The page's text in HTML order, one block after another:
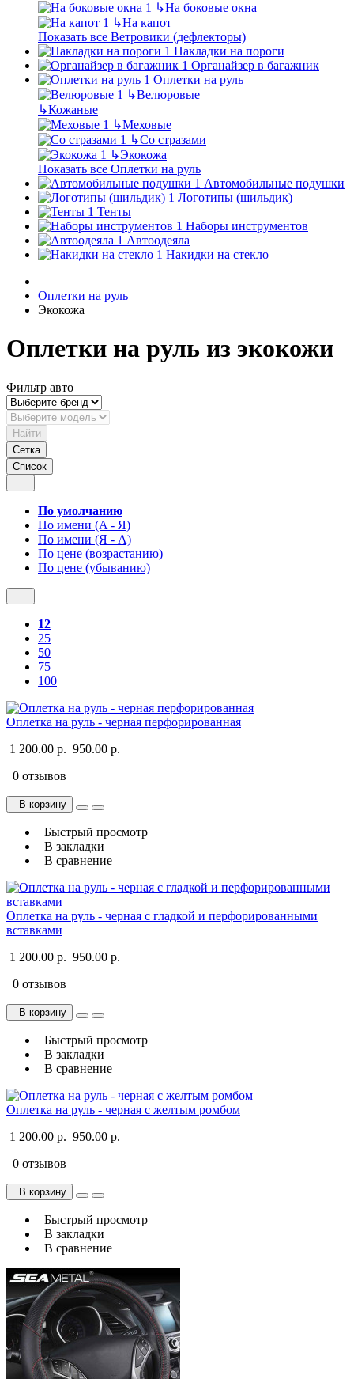
↳На боковые окна
↳На капот
Показать все Ветровики (дефлекторы)
Накладки на пороги
Органайзер в багажник
Оплетки на руль
↳Велюровые
↳Кожаные
↳Меховые
↳Со стразами
↳Экокожа
Показать все Оплетки на руль
Автомобильные подушки
Логотипы (шильдик)
Тенты
Наборы инструментов
Автоодеяла
Накидки на стекло
Оплетки на руль
Экокожа
Оплетки на руль из экокожи
Фильтр авто
Найти
Сетка
Список
По умолчанию
По имени (A - Я)
По имени (Я - A)
По цене (возрастанию)
По цене (убыванию)
12
25
50
75
100
Оплетка на руль - черная перфорированная
1 200.00 р. 950.00 р.
0 отзывов
В корзину
Быстрый просмотр
В закладки
В сравнение
Оплетка на руль - черная с гладкой и перфорированными
вставками
1 200.00 р. 950.00 р.
0 отзывов
В корзину
Быстрый просмотр
В закладки
В сравнение
Оплетка на руль - черная с желтым ромбом
1 200.00 р. 950.00 р.
0 отзывов
В корзину
Быстрый просмотр
В закладки
В сравнение